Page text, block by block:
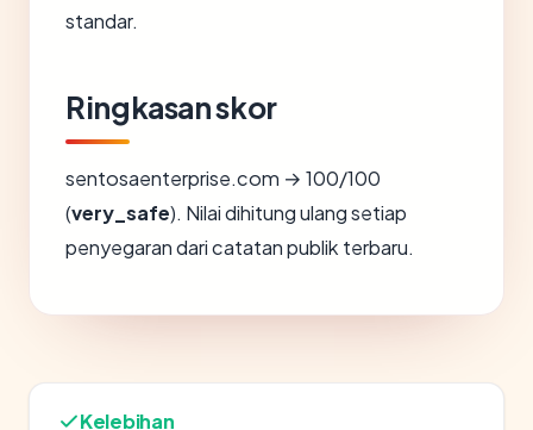
standar.
Ringkasan skor
sentosaenterprise.com → 100/100
(very_safe). Nilai dihitung ulang setiap
penyegaran dari catatan publik terbaru.
Kelebihan